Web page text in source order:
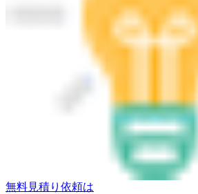
無料見積り依頼は